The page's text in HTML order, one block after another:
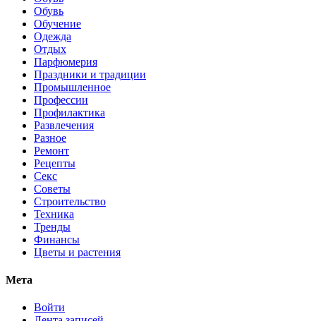
Обувь
Обучение
Одежда
Отдых
Парфюмерия
Праздники и традиции
Промышленное
Профессии
Профилактика
Развлечения
Разное
Ремонт
Рецепты
Секс
Советы
Строительство
Техника
Тренды
Финансы
Цветы и растения
Мета
Войти